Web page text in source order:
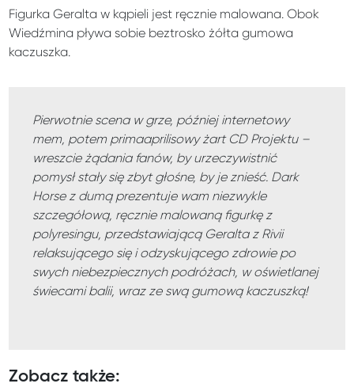
Figurka Geralta w kąpieli jest ręcznie malowana. Obok
Wiedźmina pływa sobie beztrosko żółta gumowa
kaczuszka.
Pierwotnie scena w grze, później internetowy
mem, potem primaaprilisowy żart CD Projektu –
wreszcie żądania fanów, by urzeczywistnić
pomysł stały się zbyt głośne, by je znieść. Dark
Horse z dumą prezentuje wam niezwykle
szczegółową, ręcznie malowaną figurkę z
polyresingu, przedstawiającą Geralta z Rivii
relaksującego się i odzyskującego zdrowie po
swych niebezpiecznych podróżach, w oświetlanej
świecami balii, wraz ze swą gumową kaczuszką!
Zobacz także: